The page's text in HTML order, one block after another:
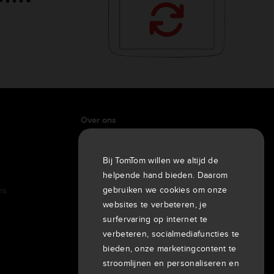
Over ons
Klanten
Newsroom
Evenementen
Persberichten
Investeerders
7th item
Routing
9th item of footer
Bij TomTom willen we altijd de
helpende hand bieden. Daarom
gebruiken we cookies om onze
websites te verbeteren, je
surfervaring op internet te
verbeteren, socialmediafuncties te
bieden, onze marketingcontent te
stroomlijnen en personaliseren en